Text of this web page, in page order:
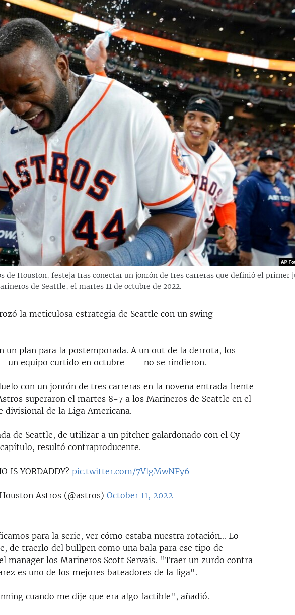
de Houston, festeja tras conectar un jonrón de tres carreras que definió el primer
de Seattle, el martes 11 de octubre de 2022.
la meticulosa estrategia de Seattle con un swing
un plan para la postemporada. A un out de la derrota, los
un equipo curtido en octubre —- no se rindieron.
con un jonrón de tres carreras en la novena entrada frente
superaron el martes 8-7 a los Marineros de Seattle en el
divisional de la Liga Americana.
de Seattle, de utilizar a un pitcher galardonado con el Cy
resultó contraproducente.
IS YORDADDY?pic.twitter.com/7VlgMwNFy6
Astros (@astros)October 11, 2022
para la serie, ver cómo estaba nuestra rotación... Lo
de traerlo del bullpen como una bala para ese tipo de
manager los Marineros Scott Servais. "Traer un zurdo contra
es uno de los mejores bateadores de la liga".
cuando me dije que era algo factible", añadió.